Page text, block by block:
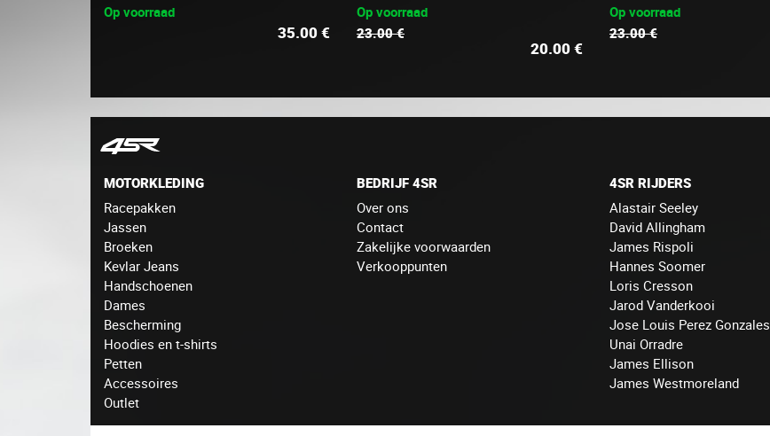
Op voorraad
35.00€
Op voorraad
23.00 €
20.00€
Op voorraad
23.00 €
MOTORKLEDING
Racepakken
Jassen
Broeken
Kevlar Jeans
Handschoenen
Dames
Bescherming
Hoodies en t-shirts
Petten
Accessoires
Outlet
BEDRIJF 4SR
Over ons
Contact
Zakelijke voorwaarden
Verkooppunten
4SR RIJDERS
Alastair Seeley
David Allingham
James Rispoli
Hannes Soomer
Loris Cresson
Jarod Vanderkooi
Jose Louis Perez Gonzales
Unai Orradre
James Ellison
James Westmoreland